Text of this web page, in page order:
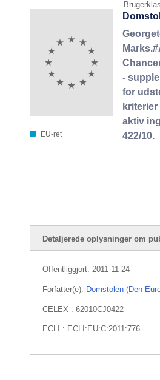
EU-ret
-
for
aktiv
422/10.
Detaljerede oplysninger om
Offentliggjort: 2011-11-24
Forfatter(e): Domstolen (Den
CELEX : 62010CJ0422
ECLI : ECLI:EU:C:2011:776